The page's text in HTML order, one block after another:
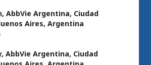
AbbVie Argentina, Ciudad
Aires, Argentina
AbbVie Argentina, Ciudad